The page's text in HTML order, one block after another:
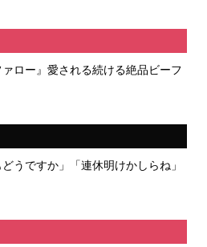
ロー』愛される続ける絶品ビーフ
うですか」「連休明けかしらね」